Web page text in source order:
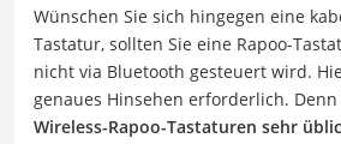
Wünschen Sie sich hingegen eine
Tastatur, sollten Sie eine Rapoo-
nicht via Bluetooth gesteuert wird.
genaues Hinsehen erforderlich.
Wireless-Rapoo-Tastaturen sehr